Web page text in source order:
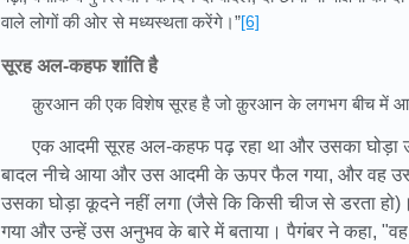
वाले लोगों की ओर से मध्यस्थता करेंगे।”[6]
सूरह अल-कहफ शांति है
क़ुरआन की एक विशेष सूरह है जो क़ुरआन के लगभग बीच में
एक आदमी सूरह अल-कहफ पढ़ रहा था और उसका घोड़ा
बादल नीचे आया और उस आदमी के ऊपर फैल गया, और वह
उसका घोड़ा कूदने नहीं लगा (जैसे कि किसी चीज से डरता
गया और उन्हें उस अनुभव के बारे में बताया। पैगंबर ने कहा,